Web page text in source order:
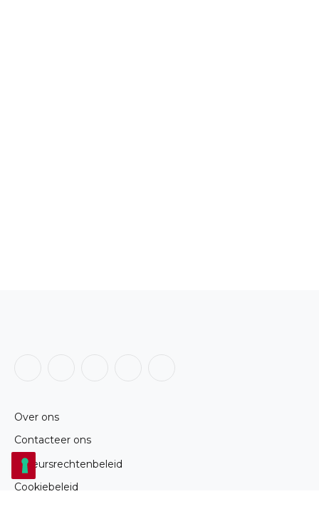
Over ons
Contacteer ons
Auteursrechtenbeleid
Cookiebeleid